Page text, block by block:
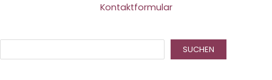
Kontaktformular
SUCHEN